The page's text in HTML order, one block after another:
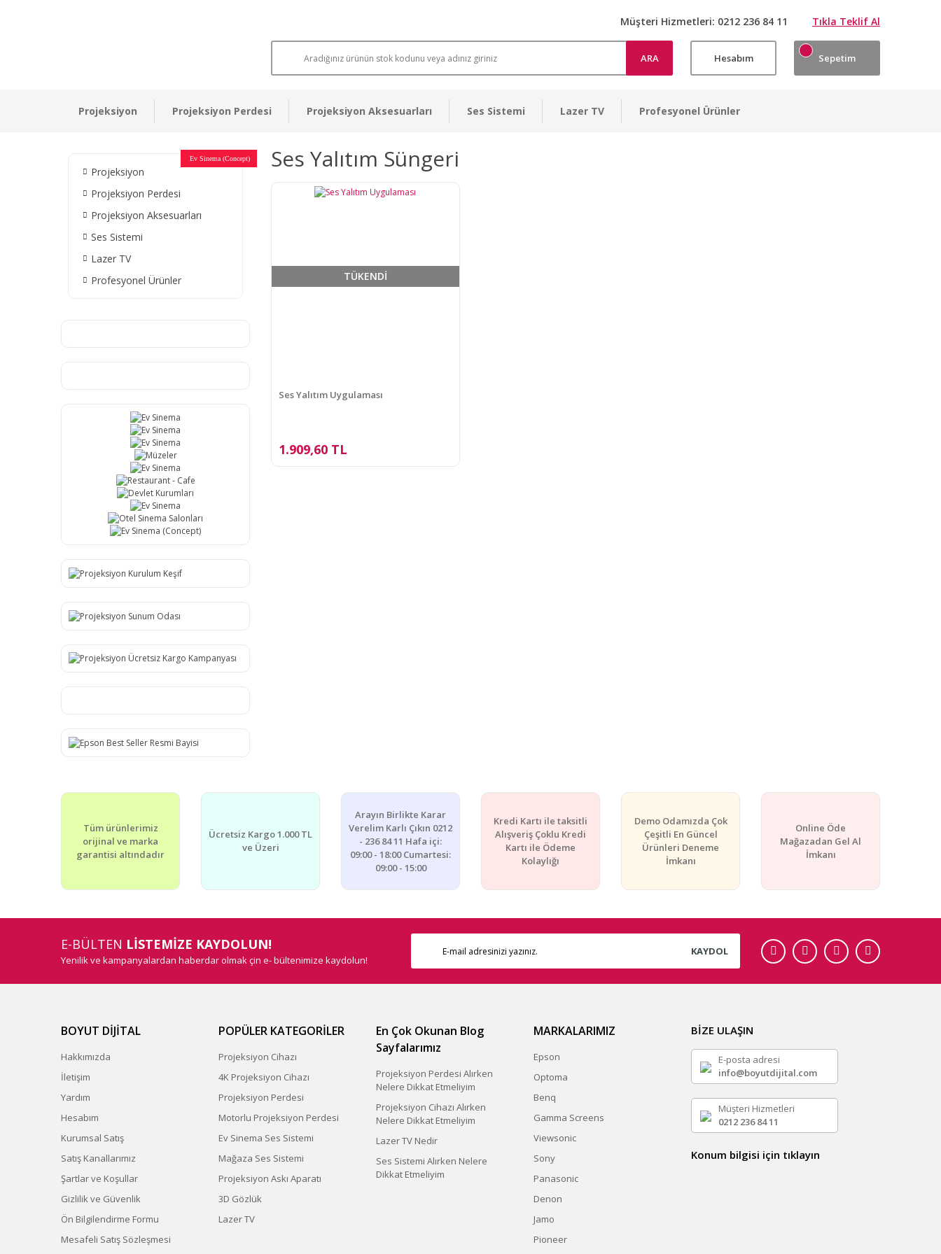
Müşteri Hizmetleri: 0212 236 84 11 Tıkla Teklif Al
ARA Hesabım Sepetim
Projeksiyon Projeksiyon Perdesi Projeksiyon Aksesuarları Ses Sistemi Lazer TV Profesyonel Ürünler
Projeksiyon
Projeksiyon Perdesi
Projeksiyon Aksesuarları
Ses Sistemi
Lazer TV
Profesyonel Ürünler
Ev Sinema
Ev Sinema
Ev Sinema
Müzeler
Ev Sinema
Restaurant - Cafe
Devlet Kurumları
Ev Sinema
Otel Sinema Salonları
Ev Sinema (Concept) Ses Yalıtım Süngeri
TÜKENDİ
Ses Yalıtım Uygulaması
1.909,60 TL
Tüm ürünlerimiz
orijinal ve marka
garantisi altındadır
Ücretsiz Kargo 1.000 TL
ve Üzeri
Arayın Birlikte Karar
Verelim Karlı Çıkın 0212
- 236 84 11 Hafa içi:
09:00 - 18:00 Cumartesi:
09:00 - 15:00
Kredi Kartı ile taksitli
Alışveriş Çoklu Kredi
Kartı ile Ödeme
Kolaylığı
Demo Odamızda Çok
Çeşitli En Güncel
Ürünleri Deneme
İmkanı
Online Öde
Mağazadan Gel Al
İmkanı
E-BÜLTEN LİSTEMİZE KAYDOLUN!
Yenilik ve kampanyalardan haberdar olmak çin e- bültenimize kaydolun!
KAYDOL
BOYUT DİJİTAL
Hakkımızda
İletişim
Yardım
Hesabım
Kurumsal Satış
Satış Kanallarımız
Şartlar ve Koşullar
Gizlilik ve Güvenlik
Ön Bilgilendirme Formu
Mesafeli Satış Sözleşmesi
POPÜLER KATEGORİLER
Projeksiyon Cihazı
4K Projeksiyon Cihazı
Projeksiyon Perdesi
Motorlu Projeksiyon Perdesi
Ev Sinema Ses Sistemi
Mağaza Ses Sistemi
Projeksiyon Askı Aparatı
3D Gözlük
Lazer TV
En Çok Okunan Blog
Sayfalarımız
Projeksiyon Perdesi Alırken
Nelere Dikkat Etmeliyim
Projeksiyon Cihazı Alırken
Nelere Dikkat Etmeliyim
Lazer TV Nedir
Ses Sistemi Alırken Nelere
Dikkat Etmeliyim
MARKALARIMIZ
Epson
Optoma
Benq
Gamma Screens
Viewsonic
Sony
Panasonic
Denon
Jamo
Pioneer
BİZE ULAŞIN
E-posta adresi
info@boyutdijital.com
Müşteri Hizmetleri
0212 236 84 11
Konum bilgisi için tıklayın